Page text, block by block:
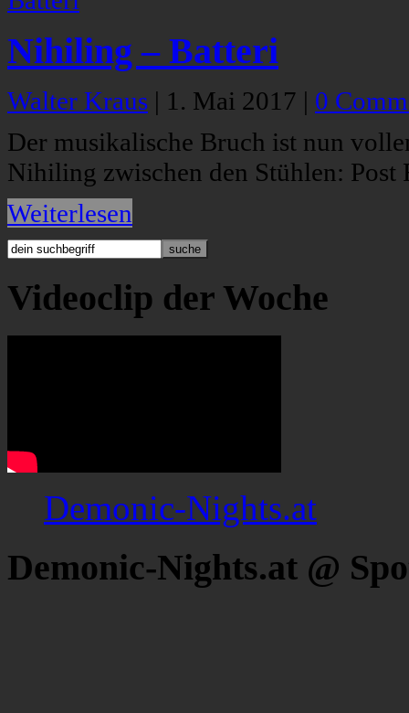
Nihiling – Batteri
Walter Kraus | 1. Mai 2017 | 0
Der musikalische Bruch ist nun
Nihiling zwischen den Stühlen:
Weiterlesen
Videoclip der Woche
Demonic-Nights.at
Demonic-Nights.at @